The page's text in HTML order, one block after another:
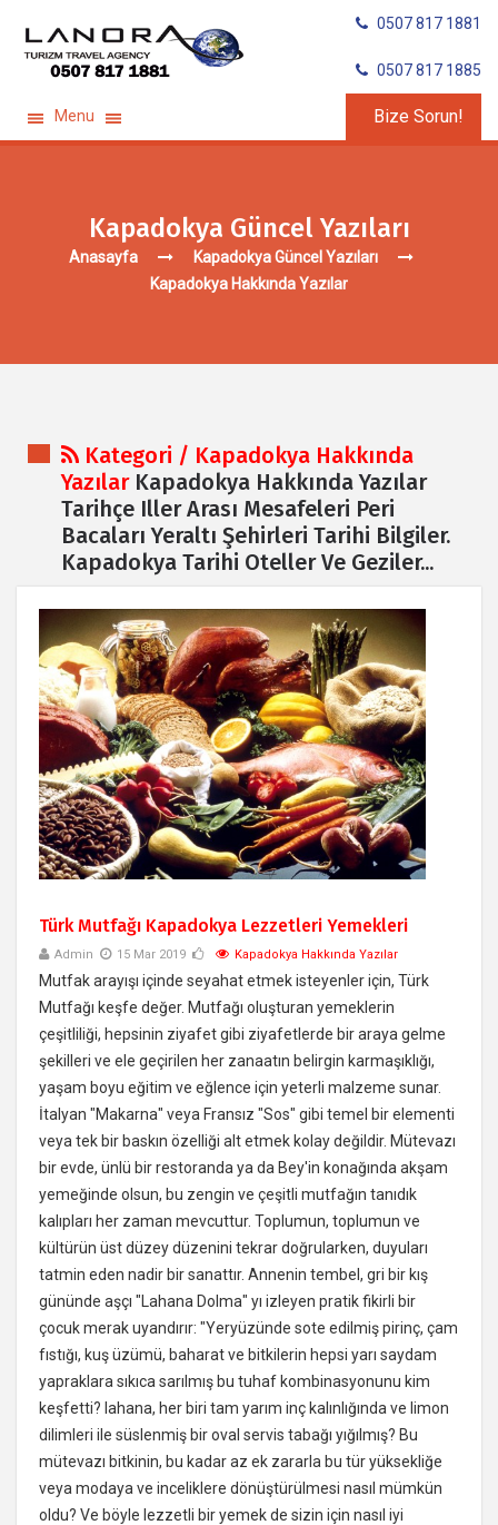
0507 817 1881
0507 817 1885
Bize Sorun!
Menu
Kapadokya Güncel Yazıları
Anasayfa
Kapadokya Güncel Yazıları
Kapadokya Hakkında Yazılar
Kategori / Kapadokya Hakkında
YazılarKapadokya Hakkında Yazılar
Tarihçe Iller Arası Mesafeleri Peri
Bacaları Yeraltı Şehirleri Tarihi Bilgiler.
Kapadokya Tarihi Oteller Ve Geziler...
Türk Mutfağı Kapadokya Lezzetleri Yemekleri
Admin 15 Mar 2019 Kapadokya Hakkında Yazılar
Mutfak arayışı içinde seyahat etmek isteyenler için, Türk
Mutfağı keşfe değer. Mutfağı oluşturan yemeklerin
çeşitliliği, hepsinin ziyafet gibi ziyafetlerde bir araya gelme
şekilleri ve ele geçirilen her zanaatın belirgin karmaşıklığı,
yaşam boyu eğitim ve eğlence için yeterli malzeme sunar.
İtalyan "Makarna" veya Fransız "Sos" gibi temel bir elementi
veya tek bir baskın özelliği alt etmek kolay değildir. Mütevazı
bir evde, ünlü bir restoranda ya da Bey'in konağında akşam
yemeğinde olsun, bu zengin ve çeşitli mutfağın tanıdık
kalıpları her zaman mevcuttur. Toplumun, toplumun ve
kültürün üst düzey düzenini tekrar doğrularken, duyuları
tatmin eden nadir bir sanattır. Annenin tembel, gri bir kış
gününde aşçı "Lahana Dolma" yı izleyen pratik fikirli bir
çocuk merak uyandırır: "Yeryüzünde sote edilmiş pirinç, çam
fıstığı, kuş üzümü, baharat ve bitkilerin hepsi yarı saydam
yapraklara sıkıca sarılmış bu tuhaf kombinasyonunu kim
keşfetti? lahana, her biri tam yarım inç kalınlığında ve limon
dilimleri ile süslenmiş bir oval servis tabağı yığılmış? Bu
mütevazı bitkinin, bu kadar az ek zararla bu tür yüksekliğe
veya modaya ve inceliklere dönüştürülmesi nasıl mümkün
oldu? Ve böyle lezzetli bir yemek de sizin için nasıl iyi